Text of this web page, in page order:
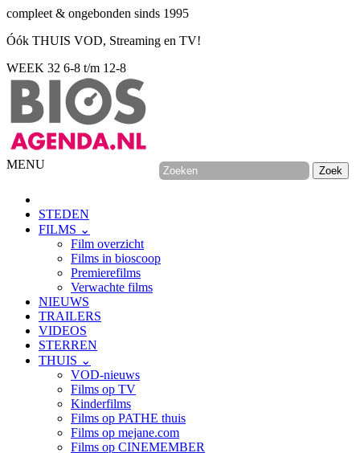
compleet & ongebonden sinds 1995
Óók THUIS VOD, Streaming en TV!
WEEK 32 6-8 t/m 12-8
MENU
STEDEN
FILMS ⌄
Film overzicht
Films in bioscoop
Premierefilms
Verwachte films
NIEUWS
TRAILERS
VIDEOS
STERREN
THUIS ⌄
VOD-nieuws
Films op TV
Kinderfilms
Films op PATHE thuis
Films op mejane.com
Films op CINEMEMBER